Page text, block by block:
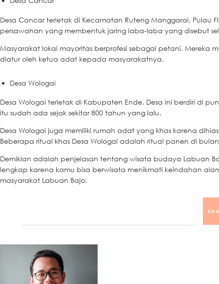
Desa Cancar terletak di Kecamatan Ruteng Manggarai, Pulau
persawahan yang membentuk jaring laba-laba yang disebut
Masyarakat lokal mayoritas berprofesi sebagai petani. Mereka
diatur oleh ketua adat kepada masyarakatnya.
Desa Wologai
Desa Wologai terletak di Kabupaten Ende. Desa ini berdiri di
itu sudah ada sejak sekitar 800 tahun yang lalu.
Desa Wologai juga memiliki rumah adat yang khas karena
Beberapa ritual khas Desa Wologai adalah ritual panen di
Demikian adalah penjelasan tentang wisata budaya Labuan
lengkap karena kamu bisa berwisata menikmati keindahan
masyarakat Labuan Bajo.